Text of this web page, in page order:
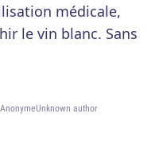
médicale,
le vin blanc. Sans
AnonymeUnknown author